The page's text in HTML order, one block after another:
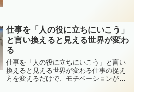
築ける力のこと。たとえば...
仕事を「人の役に立ちにいこう」
と言い換えると見える世界が変わ
る
仕事を「人の役に立ちにいこう」と言い
換えると見える世界が変わる仕事の捉え
方を変えるだけで、モチベーションが変